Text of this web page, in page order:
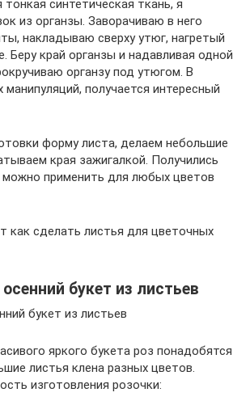
синтетическая ткань, я
из органзы. Заворачиваю в него
накладываю сверху утюг, нагретый
Беру край органзы и надавливая одной
органзу под утюгом. В
манипуляций, получается интересный
форму листа, делаем небольшие
края зажигалкой. Получились
можно применить для любых цветов
как сделать листья для цветочных
букет из листьев
букет из листьев
яркого букета роз понадобятся
листья клена разных цветов.
изготовления розочки: